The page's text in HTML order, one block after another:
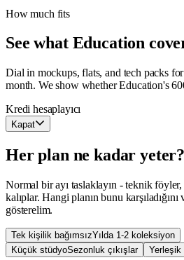
How much fits
See what Education
Dial in mockups, flats, and tech packs
month. We show whether Education's
Kredi hesaplayıcı
Kapat
Her plan ne kadar yeter?
Normal bir ayı taslaklayın - teknik
kalıplar. Hangi planın bunu karşıladığını
gösterelim.
Tek kişilik bağımsızYılda 1-2 koleksiyon
Küçük stüdyoSezonluk çıkışlar Yerleşik